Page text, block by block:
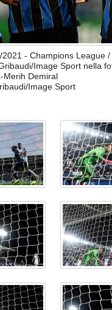
- Champions League /
Image Sport nella
Merih Demiral
Image Sport